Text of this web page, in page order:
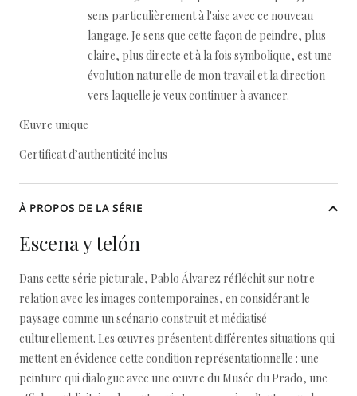
sens particulièrement à l'aise avec ce nouveau
langage. Je sens que cette façon de peindre, plus
claire, plus directe et à la fois symbolique, est une
évolution naturelle de mon travail et la direction
vers laquelle je veux continuer à avancer.
Œuvre unique
Certificat d’authenticité inclus
À PROPOS DE LA SÉRIE
Escena y telón
Dans cette série picturale, Pablo Álvarez réfléchit sur notre
relation avec les images contemporaines, en considérant le
paysage comme un scénario construit et médiatisé
culturellement. Les œuvres présentent différentes situations qui
mettent en évidence cette condition représentationnelle : une
peinture qui dialogue avec une œuvre du Musée du Prado, une